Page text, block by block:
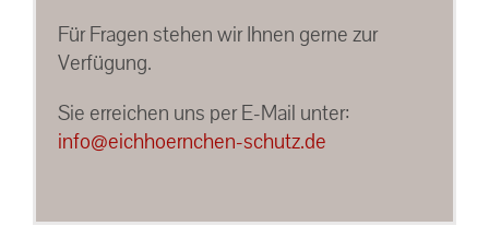
Für Fragen stehen wir Ihnen gerne zur
Verfügung.
Sie erreichen uns per E-Mail unter:
info@eichhoernchen-schutz.de